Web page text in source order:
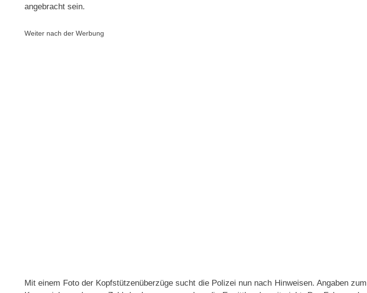
angebracht sein.
Weiter nach der Werbung
Mit einem Foto der Kopfstützenüberzüge sucht die Polizei nun nach Hinweisen. Angaben zum